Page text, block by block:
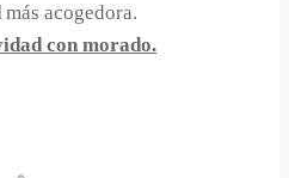
más acogedora.
con morado.